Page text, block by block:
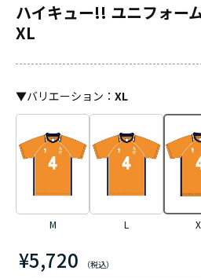
ハイキュー!! ユニフォー
XL
¥5,720
▼バリエーション ： XL
M L